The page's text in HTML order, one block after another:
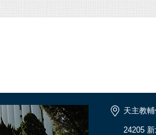
天主教
24205